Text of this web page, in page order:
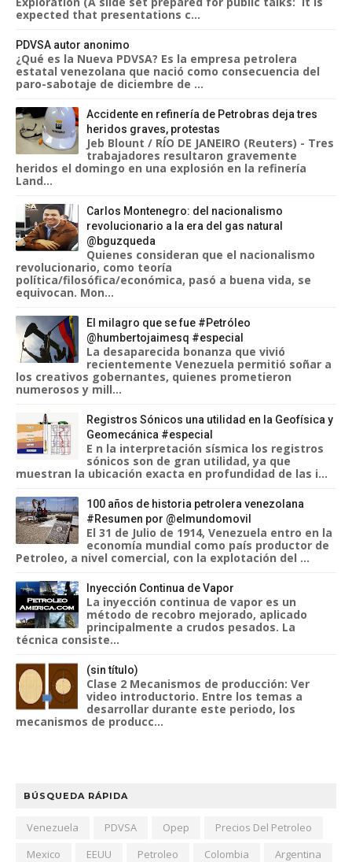
expected that presentations c...
PDVSA autor anonimo
¿Qué es la Nueva PDVSA? Es la empresa petrolera
estatal venezolana que nació como consecuencia del
paro-sabotaje de diciembre de ...
Accidente en refinería de Petrobras deja tres
heridos graves, protestas
Jeb Blount / RÍO DE JANEIRO (Reuters) - Tres
trabajadores resultaron gravemente
heridos el domingo en una explosión en la refinería
Land...
Carlos Montenegro: del nacionalismo
revolucionario a la era del gas natural
@bguzqueda
Quienes consideran que el nacionalismo
revolucionario, como teoría
política/filosófica/económica, pasó a buena vida, se
equivocan. Mon...
El milagro que se fue #Petróleo
@humbertojaimesq #especial
La desaparecida bonanza que vivió
recientemente Venezuela permitió soñar a
los creativos gobernantes, quienes prometieron
numerosos y mill...
Registros Sónicos una utilidad en la Geofísica y
Geomecánica #especial
E n la interpretación sísmica los registros
sónicos son de gran utilidad, ya que
muestran la ubicación exacta en profundidad de las i...
100 años de historia petrolera venezolana
#Resumen por @elmundomovil
El 31 de Julio de 1914, Venezuela entro en la
economía mundial como país productor de
Petroleo, a nivel comercial, con la explotación del ...
Inyección Continua de Vapor
La inyección continua de vapor es un
método de recobro mejorado, aplicado
principalmente a crudos pesados. La
técnica consiste...
(sin título)
Clase 2 Mecanismos de producción: Ver
video introductorio. Entre los temas a
desarrollar durante este periodo, los
mecanismos de producc...
BÚSQUEDA RÁPIDA
Venezuela PDVSA Opep
Precios Del Petroleo
Mexico
EEUU Petroleo Colombia
Argentina